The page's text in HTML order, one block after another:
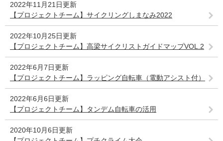
2022年11月21日更新
【プロジェクトチーム】サイクリングしまなみ2022
2022年10月25日更新
【プロジェクトチーム】高梁サイクリストガイドマップVOL.2
2022年6月7日更新
【プロジェクトチーム】ラッピング自転車（電動アシスト付）
2022年6月6日更新
【プロジェクトチーム】タンデム自転車の活用
2020年10月6日更新